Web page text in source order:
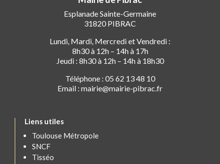
Esplanade Sainte-Germaine
31820 PIBRAC
Lundi, Mardi, Mercredi et Vendredi :
8h30 à 12h – 14h à 17h
Jeudi : 8h30 à 12h – 14h à 18h30
Téléphone : 05 62 13 48 10
Email : mairie@mairie-pibrac.fr
Liens utiles
Toulouse Métropole
SNCF
Tisséo